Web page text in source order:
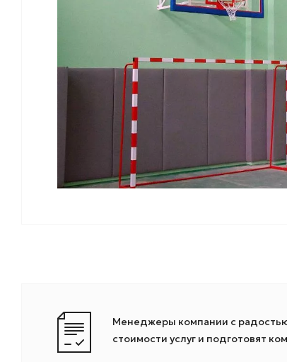
Менеджеры компании с
стоимости услуг и подготовят